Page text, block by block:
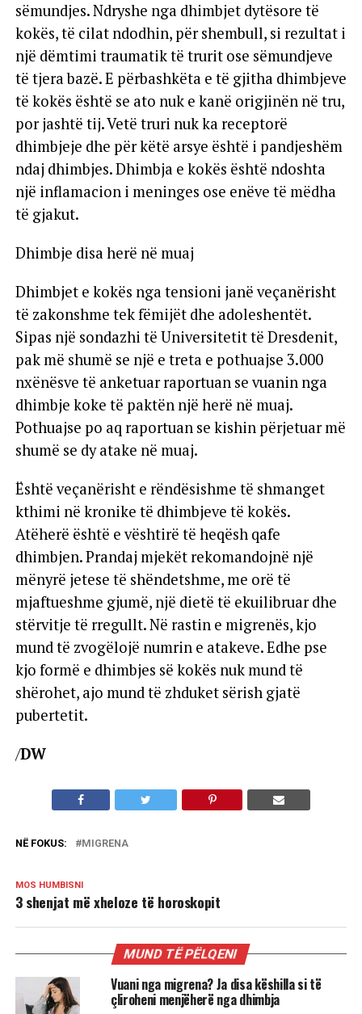
sëmundjes. Ndryshe nga dhimbjet dytësore të
kokës, të cilat ndodhin, për shembull, si rezultat i
një dëmtimi traumatik të trurit ose sëmundjeve
të tjera bazë. E përbashkëta e të gjitha dhimbjeve
të kokës është se ato nuk e kanë origjinën në tru,
por jashtë tij. Vetë truri nuk ka receptorë
dhimbjeje dhe për këtë arsye është i pandjeshëm
ndaj dhimbjes. Dhimbja e kokës është ndoshta
një inflamacion i meninges ose enëve të mëdha
të gjakut.
Dhimbje disa herë në muaj
Dhimbjet e kokës nga tensioni janë veçanërisht
të zakonshme tek fëmijët dhe adoleshentët.
Sipas një sondazhi të Universitetit të Dresdenit,
pak më shumë se një e treta e pothuajse 3.000
nxënësve të anketuar raportuan se vuanin nga
dhimbje koke të paktën një herë në muaj.
Pothuajse po aq raportuan se kishin përjetuar më
shumë se dy atake në muaj.
Është veçanërisht e rëndësishme të shmanget
kthimi në kronike të dhimbjeve të kokës.
Atëherë është e vështirë të heqësh qafe
dhimbjen. Prandaj mjekët rekomandojnë një
mënyrë jetese të shëndetshme, me orë të
mjaftueshme gjumë, një dietë të ekuilibruar dhe
stërvitje të rregullt. Në rastin e migrenës, kjo
mund të zvogëlojë numrin e atakeve. Edhe pse
kjo formë e dhimbjes së kokës nuk mund të
shërohet, ajo mund të zhduket sërish gjatë
pubertetit.
/DW
NË FOKUS: MIGRENA
MOS HUMBISNI
3 shenjat më xheloze të horoskopit
MUND TË PËLQENI
Vuani nga migrena? Ja disa këshilla si të
çliroheni menjëherë nga dhimbja